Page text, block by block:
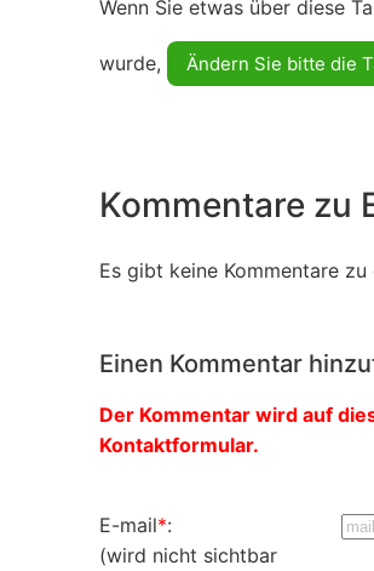
Wenn Sie etwas über diese
wurde, Ändern Sie bitte die
Kommentare zu
Es gibt keine Kommentare
Einen Kommentar
Der Kommentar wird auf
Kontaktformular.
E-mail*:
(wird nicht sichtbar